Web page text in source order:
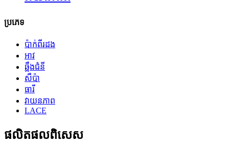
ប្រភេទ
ប៉ាក់ពីរដង
អាវ
ឆ្អឹងជំនី
សឺប៉ា
ធារី
វាយនភាព
LACE
ផលិតផល​ពិសេស